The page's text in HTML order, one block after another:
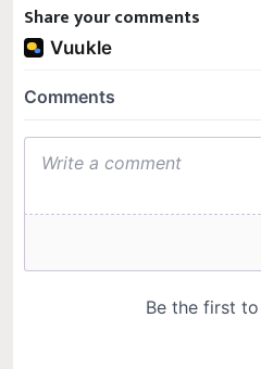
Share your comments